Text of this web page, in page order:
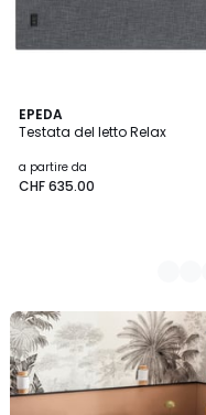
EPEDA
Testata del letto Relax
a partire da
CHF 635.00
3
Colori